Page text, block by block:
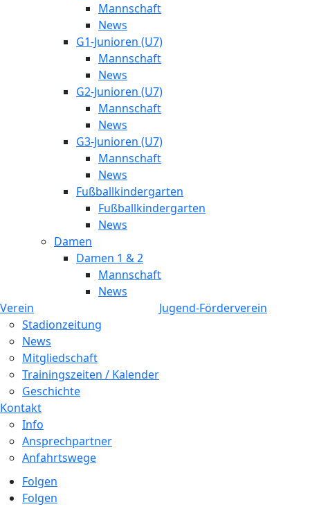
Mannschaft
News
G1-Junioren (U7)
Mannschaft
News
G2-Junioren (U7)
Mannschaft
News
G3-Junioren (U7)
Mannschaft
News
Fußballkindergarten
Fußballkindergarten
News
Damen
Damen 1 & 2
Mannschaft
News
Verein
Stadionzeitung
News
Mitgliedschaft
Trainingszeiten / Kalender
Geschichte
Jugend-Förderverein
Kontakt
Info
Ansprechpartner
Anfahrtswege
Folgen
Folgen